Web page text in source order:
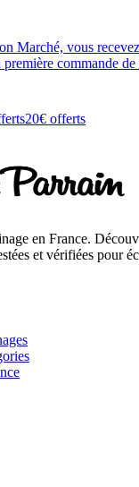
Marché, vous
première commande
20€ offerts
en France.
et vérifiées pour